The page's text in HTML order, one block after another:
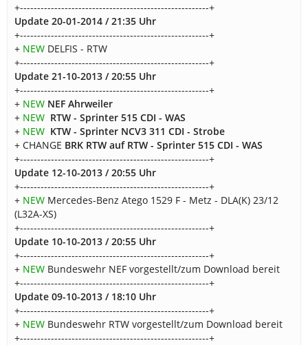
+-------------------------------------------------------+
Update 20-01-2014 / 21:35 Uhr
+-------------------------------------------------------+
+ NEW DELFIS - RTW
+-------------------------------------------------------+
Update 21-10-2013 / 20:55 Uhr
+-------------------------------------------------------+
+ NEW NEF Ahrweiler
+ NEW RTW - Sprinter 515 CDI - WAS
+ NEW KTW - Sprinter NCV3 311 CDI - Strobe
+ CHANGE BRK RTW auf RTW - Sprinter 515 CDI - WAS
+-------------------------------------------------------+
Update 12-10-2013 / 20:55 Uhr
+-------------------------------------------------------+
+ NEW Mercedes-Benz Atego 1529 F - Metz - DLA(K) 23/12
(L32A-XS)
+-------------------------------------------------------+
Update 10-10-2013 / 20:55 Uhr
+-------------------------------------------------------+
+ NEW Bundeswehr NEF vorgestellt/zum Download bereit
+-------------------------------------------------------+
Update 09-10-2013 / 18:10 Uhr
+-------------------------------------------------------+
+ NEW Bundeswehr RTW vorgestellt/zum Download bereit
+-------------------------------------------------------+